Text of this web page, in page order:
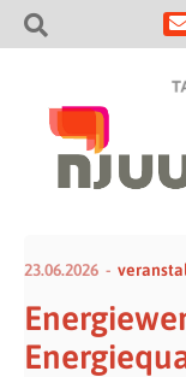
23.06.2026